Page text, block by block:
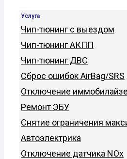
Услуга
Чип-тюнинг с выездом
Чип-тюнинг АКПП
Чип-тюнинг ДВС
Сброс ошибок AirBag/SRS
Отключение
Ремонт ЭБУ
Снятие ограничения
Автоэлектрика
Отключение датчика NOx